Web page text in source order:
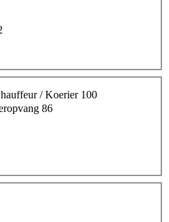
/ Koerier 100
86